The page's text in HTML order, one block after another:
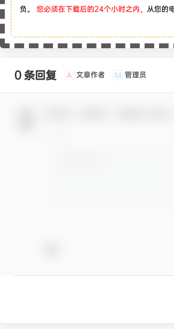
负。
您必须在下载后的24个小时之内， 从您的
0 条回复 A 文章作者 M 管理员